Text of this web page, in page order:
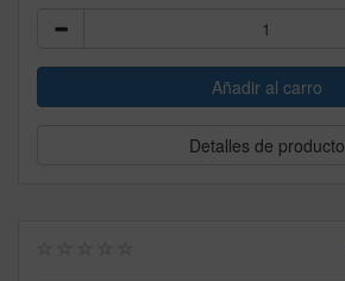
Detalles de producto